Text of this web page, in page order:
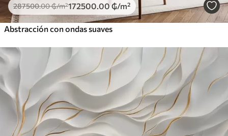
287500.00₲/m²172500 .00₲/m²
Abstracción con ondas suaves